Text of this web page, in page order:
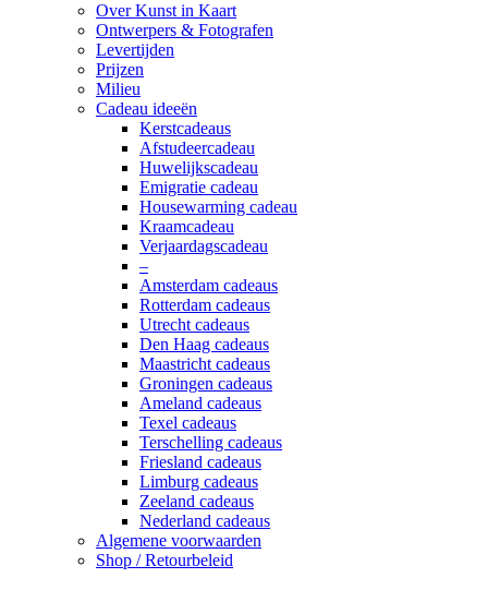
Over Kunst in Kaart
Ontwerpers & Fotografen
Levertijden
Prijzen
Milieu
Cadeau ideeën
Kerstcadeaus
Afstudeercadeau
Huwelijkscadeau
Emigratie cadeau
Housewarming cadeau
Kraamcadeau
Verjaardagscadeau
–
Amsterdam cadeaus
Rotterdam cadeaus
Utrecht cadeaus
Den Haag cadeaus
Maastricht cadeaus
Groningen cadeaus
Ameland cadeaus
Texel cadeaus
Terschelling cadeaus
Friesland cadeaus
Limburg cadeaus
Zeeland cadeaus
Nederland cadeaus
Algemene voorwaarden
Shop / Retourbeleid